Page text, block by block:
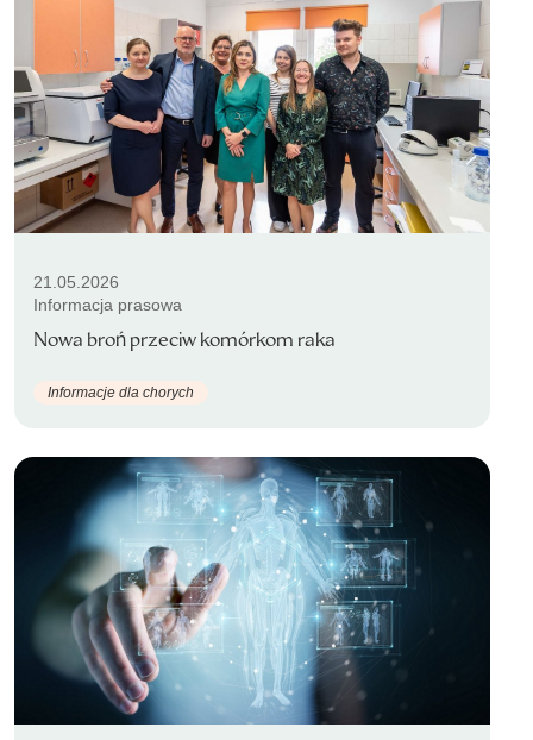
21.05.2026
Informacja prasowa
Nowa broń przeciw komórkom raka
Informacje dla chorych